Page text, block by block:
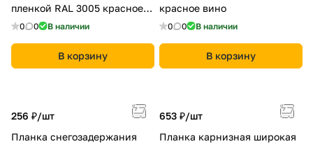
пленкой RAL 3005 красное
вино
0 0 В наличии
В корзину
красное вино
0 0 В наличии
В корзину
256 ₽/шт
Планка снегозадержания
653 ₽/шт
Планка карнизная широкая